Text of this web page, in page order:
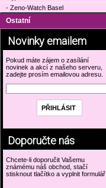
- Zeno-Watch Basel
Ostatní
Novinky emailem
Pokud máte zájem o zasílání
novinek a akcí z našeho serveru,
zadejte prosím emailovou adresu.
Doporučte nás
Chcete-li doporučit Vašemu
známému náš obchod, stačí
stisknout tlačítko a vyplnit formulář.